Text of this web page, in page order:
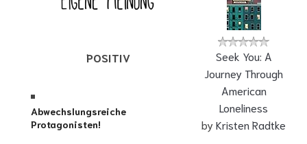
POSITIV
Abwechslungsreiche
Protagonisten!
Seek You: A
Journey Through
American
Loneliness
byKristen Radtke